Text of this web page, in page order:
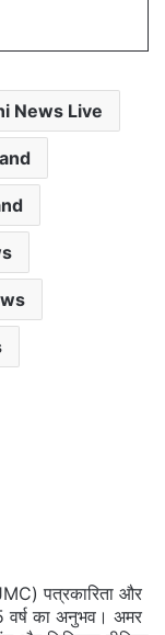
News Live
पत्रकारिता और
वर्ष का अनुभव। अमर